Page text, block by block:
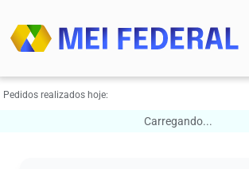
Pedidos realizados hoje:
Carregando...